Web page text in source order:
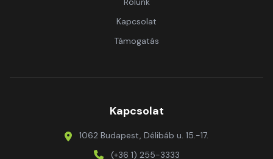
Kapcsolat
Támogatás
Kapcsolat
1062 Budapest, Délibáb u. 15.-17.
(+36 1) 255-3333